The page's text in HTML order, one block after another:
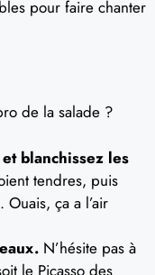
pour faire chanter
de la salade ?
blanchissez les
tendres, puis
ça a l’air
N’hésite pas à
le Picasso des